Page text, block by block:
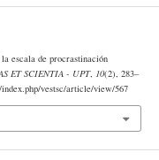
escala de procrastinación
ET SCIENTIA - UPT, 10(2), 283–
vestsc/article/view/567